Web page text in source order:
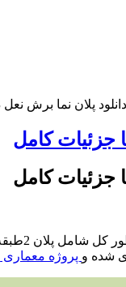
جزئیات کامل
جزئیات کامل
شده و پروژه معماری